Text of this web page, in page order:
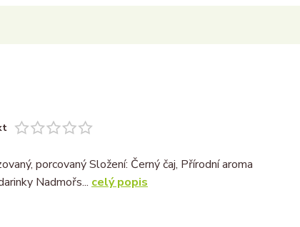
porcovaný Složení: Černý čaj, Přírodní aroma
Nadmořs... celý popis